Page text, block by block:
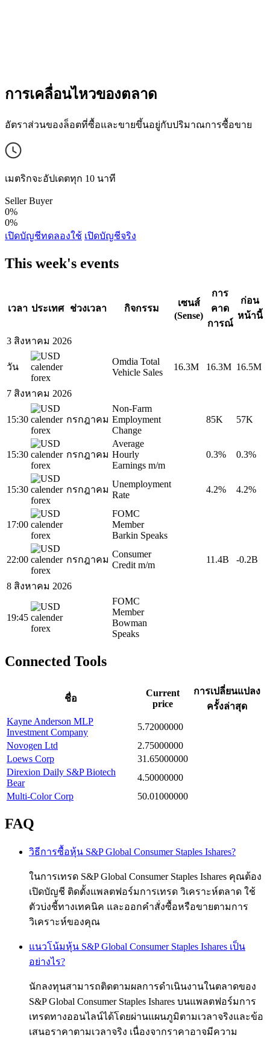
การเคลื่อนไหวของตลาด
อัตราส่วนของล็อตที่ซื้อและขายขึ้นอยู่กับปริมาณการซื้อขาย
เมตริกจะอัปเดตทุก 10 นาที
Seller Buyer
0%
0%
เปิดบัญชีทดลองใช้ เปิดบัญชีจริง
This week's events
เวลา ประเทศ ช่วงเวลา กิจกรรม
เซนส์
(Sense)
การ
คาด
การณ์
ก่อน
หน้านี้
3 สิงหาคม 2026
วัน
Omdia Total
Vehicle Sales
16.3M 16.3M 16.5M
7 สิงหาคม 2026
15:30 กรกฎาคม
Non-Farm
Employment
Change
85K 57K
15:30 กรกฎาคม
Average
Hourly
Earnings m/m
0.3% 0.3%
15:30 กรกฎาคม
Unemployment
Rate
4.2% 4.2%
17:00
FOMC
Member
Barkin Speaks
22:00 กรกฎาคม
Consumer
Credit m/m
11.4B -0.2B
8 สิงหาคม 2026
19:45
FOMC
Member
Bowman
Speaks
Connected Tools
ชื่อ
Current
price
การเปลี่ยนแปลง
ครั้งล่าสุด
Kayne Anderson MLP
Investment Company
5.72000000
Novogen Ltd
2.75000000
Loews Corp
31.65000000
Direxion Daily S&P Biotech
Bear
4.50000000
Multi-Color Corp
50.01000000
FAQ
วิธีการซื้อหุ้น S&P Global Consumer Staples Ishares?
ในการเทรด S&P Global Consumer Staples Ishares คุณต้อง
เปิดบัญชี ติดตั้งแพลตฟอร์มการเทรด วิเคราะห์ตลาด ใช้
ตัวบ่งชี้ทางเทคนิค และออกคำสั่งซื้อหรือขายตามการ
วิเคราะห์ของคุณ
แนวโน้มหุ้น S&P Global Consumer Staples Ishares เป็น
อย่างไร?
นักลงทุนสามารถติดตามผลการดำเนินงานในตลาดของ
S&P Global Consumer Staples Ishares บนแพลตฟอร์มการ
เทรดทางออนไลน์ได้โดยผ่านแผนภูมิตามเวลาจริงและข้อ
เสนอราคาตามเวลาจริง เนื่องจากราคาอาจมีความ